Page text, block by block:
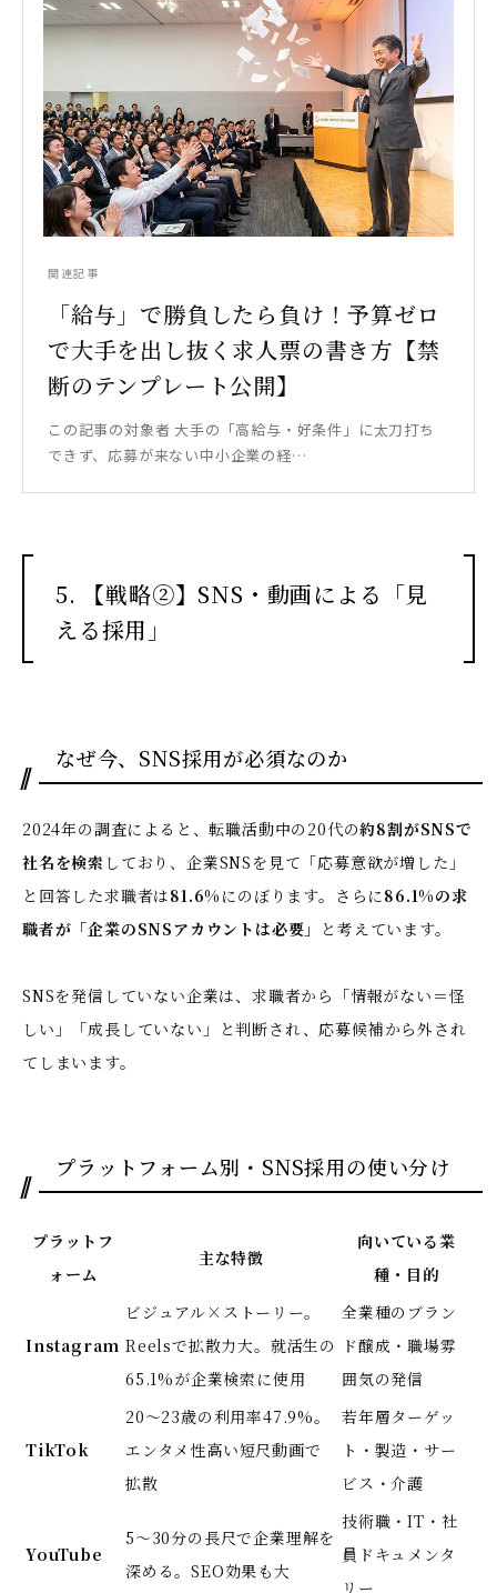
関連記事
「給与」で勝負したら負け！予算ゼロ
で大手を出し抜く求人票の書き方【禁
断のテンプレート公開】
この記事の対象者 大手の「高給与・好条件」に太刀打ち
できず、応募が来ない中小企業の経…
5. 【戦略②】SNS・動画による「見
える採用」
なぜ今、SNS採用が必須なのか
2024年の調査によると、転職活動中の20代の約8割がSNSで
社名を検索 しており、企業SNSを見て「応募意欲が増した」
と回答した求職者は81.6% にのぼります。さらに86.1%の求
職者が「企業のSNSアカウントは必要」
と考えています。
SNSを発信していない企業は、求職者から「情報がない＝怪
しい」「成長していない」と判断され、応募候補から外され
てしまいます。
プラットフォーム別・SNS採用の使い分け
プラットフ
ォーム
主な特徴
向いている業
種・目的
Instagram
ビジュアル×ストーリー。
Reelsで拡散力大。就活生の
65.1%が企業検索に使用
全業種のブラン
ド醸成・職場雰
囲気の発信
TikTok
20〜23歳の利用率47.9%。
エンタメ性高い短尺動画で
拡散
若年層ターゲッ
ト・製造・サー
ビス・介護
YouTube
5〜30分の長尺で企業理解を
深める。SEO効果も大
技術職・IT・社
員ドキュメンタ
リー